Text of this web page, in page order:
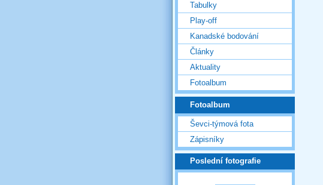
Tabulky
Play-off
Kanadské bodování
Články
Aktuality
Fotoalbum
Fotoalbum
Ševci-týmová fota
Zápisníky
Poslední fotografie